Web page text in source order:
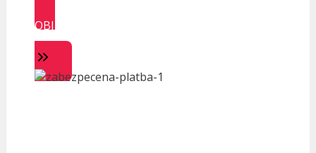
OBJEDNAŤ ONLINE VIDEO KURZ
ZÁKON O ÚČTOVNÍCTVE